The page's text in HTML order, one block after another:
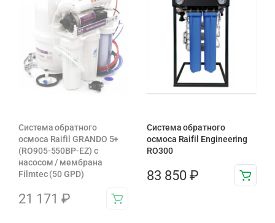
Система обратного
осмоса Raifil GRANDO 5+
(RO905-550BP-EZ) с
насосом / мембрана
Filmtec (50 GPD)
21 171 ₽
Система обратного
осмоса Raifil Engineering
RO300
83 850 ₽